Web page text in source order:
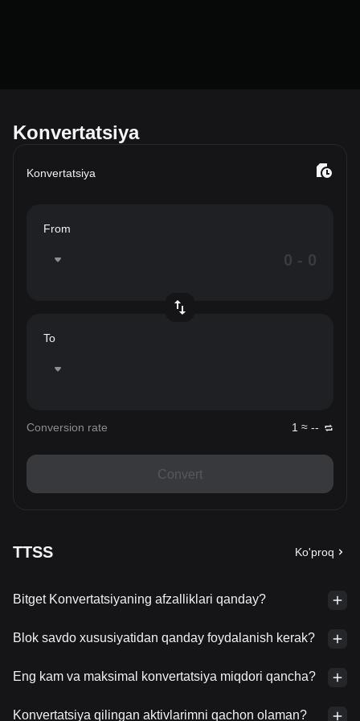
Konvertatsiya
Konvertatsiya
From
To
Conversion rate 1 ≈ --
Convert
TTSS Ko'proq
Bitget Konvertatsiyaning afzalliklari qanday?
Blok savdo xususiyatidan qanday foydalanish kerak?
Eng kam va maksimal konvertatsiya miqdori qancha?
Konvertatsiya qilingan aktivlarimni qachon olaman?